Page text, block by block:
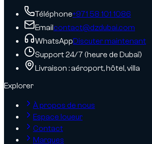
Téléphone+971 58 101 1086
Emailcontact@dzdubai.com
WhatsAppDiscuter maintenant
Support 24/7 (heure de Dubaï)
Livraison : aéroport, hôtel, villa
Explorer
À propos de nous
Espace loueur
Contact
Marques